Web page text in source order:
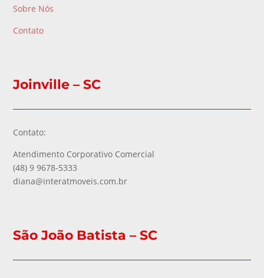
Sobre Nós
Contato
Joinville – SC
Contato:
Atendimento Corporativo Comercial
(48) 9 9678-5333
diana@interatmoveis.com.br
São João Batista – SC